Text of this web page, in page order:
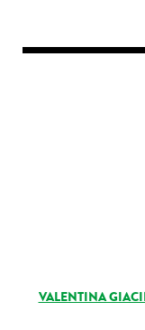
VALENTINA